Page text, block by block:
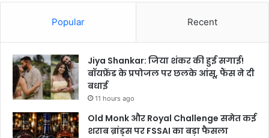
Popular Recent
Jiya Shankar: जिया शंकर की हुई सगाई!
बॉयफ्रेंड के प्रपोजल पर छलके आंसू, फैंस ने दी
बधाई
11 hours ago
Old Monk और Royal Challenge समेत कई
शराब ब्रांड्स पर FSSAI का बड़ा फैसला